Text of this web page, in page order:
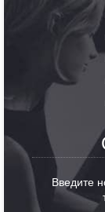
Copyright ©
Копирование